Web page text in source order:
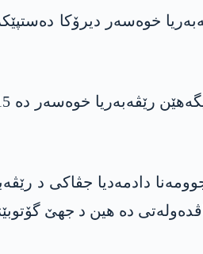
خوەسەر دیرۆکا
دادمەدیا جڤاکی د
دە هین د جهێ